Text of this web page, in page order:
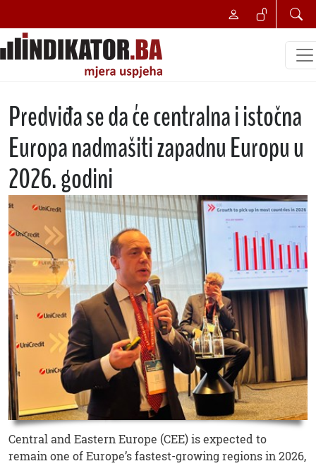
Predviđa se da će centralna i istočna
Europa nadmašiti zapadnu Europu u
2026. godini
Central and Eastern Europe (CEE) is expected to
remain one of Europe’s fastest-growing regions in 2026,